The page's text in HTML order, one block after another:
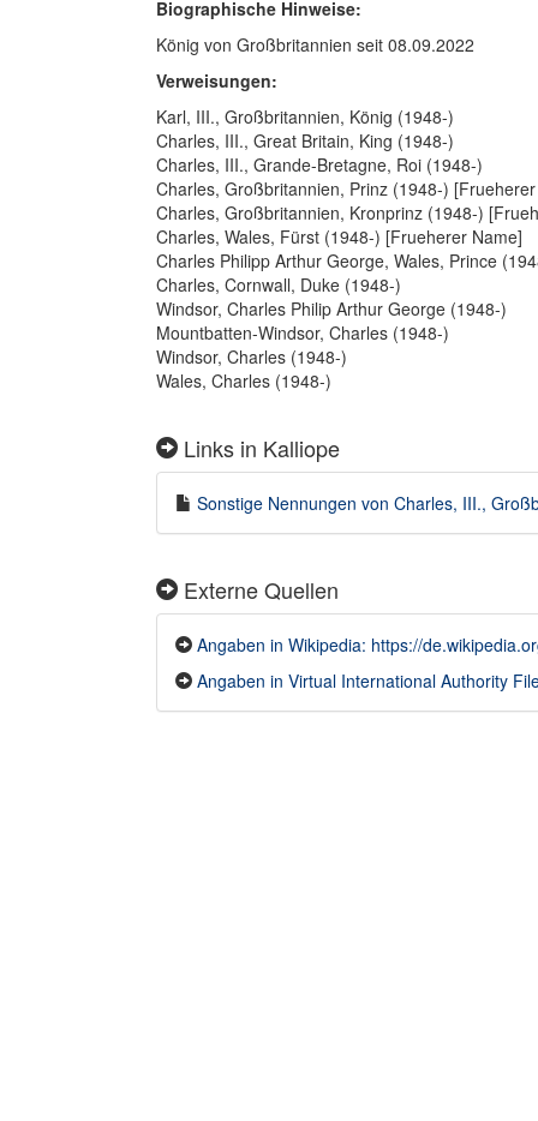
Biographische Hinweise:
König von Großbritannien seit 08.09.2022
Verweisungen:
Karl, III., Großbritannien, König (1948-)
Charles, III., Great Britain, King (1948-)
Charles, III., Grande-Bretagne, Roi (1948-)
Charles, Großbritannien, Prinz (1948-)
Charles, Großbritannien, Kronprinz (1948-)
Charles, Wales, Fürst (1948-) [Frueherer Name]
Charles Philipp Arthur George, Wales, Prince
Charles, Cornwall, Duke (1948-)
Windsor, Charles Philip Arthur George (1948-)
Mountbatten-Windsor, Charles (1948-)
Windsor, Charles (1948-)
Wales, Charles (1948-)
Links in Kalliope
Sonstige Nennungen von Charles, III.,
Externe Quellen
Angaben in Wikipedia: https://
Angaben in Virtual International Authority